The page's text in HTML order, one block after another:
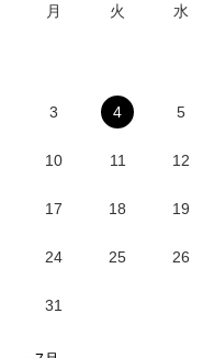
月 火 水
3 4 5
10 11 12
17 18 19
24 25 26
31